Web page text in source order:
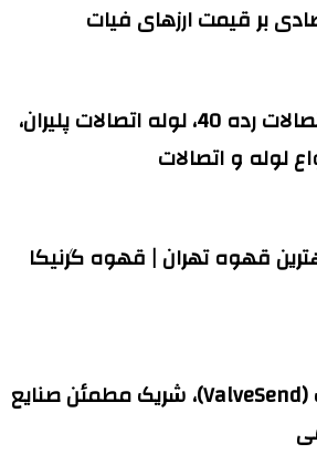
بر قیمت ارزهای فیات
فروش انواع لوله اتصالات رده 40، لوله اتصالات پلیران،
لوله و اتصالات
قهوه تهران | قهوه گرنیکا
زرپالایش عصر صنعت (ValveSend)، شریک مطمئن صنایع